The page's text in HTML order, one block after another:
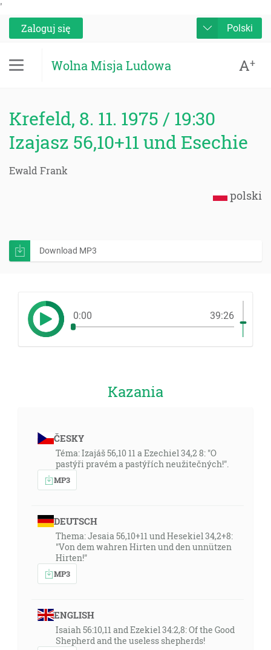
'
Zaloguj się
Polski
Wolna Misja Ludowa A+
Krefeld, 8. 11. 1975 / 19:30
Izajasz 56,10+11 und Esechie
Ewald Frank
polski
Download MP3
0:00 39:26
Kazania
ČESKY
Téma: Izajáš 56,10 11 a Ezechiel 34,2 8: "O
pastýři pravém a pastýřích neužitečných!".
MP3
DEUTSCH
Thema: Jesaia 56,10+11 und Hesekiel 34,2+8:
"Von dem wahren Hirten und den unnützen
Hirten!"
MP3
ENGLISH
Isaiah 56:10,11 and Ezekiel 34:2,8: Of the Good
Shepherd and the useless shepherds!